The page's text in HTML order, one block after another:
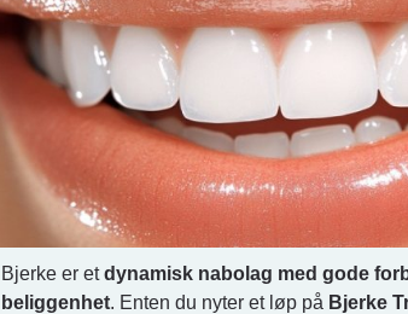
Bjerke er etdynamisk nabolag med gode
beliggenhet. Enten du nyter et løp på Bjerke